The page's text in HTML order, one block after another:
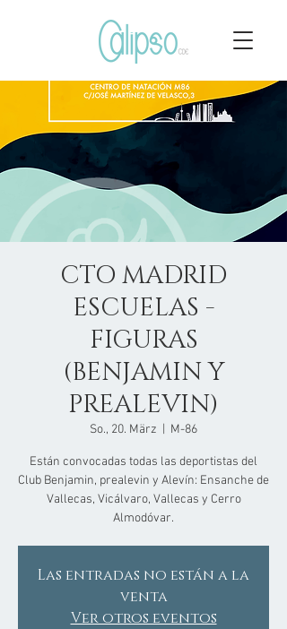
CTO MADRID
ESCUELAS -
FIGURAS
(BENJAMIN Y
PREALEVIN)
So., 20. März M-86
Están convocadas todas las deportistas del
Club Benjamin, prealevin y Alevín: Ensanche de
Vallecas, Vicálvaro, Vallecas y Cerro
Almodóvar.
Las entradas no están a la
venta
Ver otros eventos